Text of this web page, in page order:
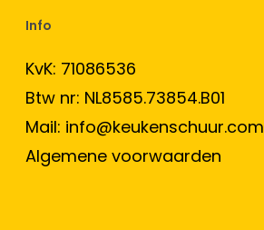
Info
KvK: 71086536
Btw nr: NL8585.73854.B01
Mail: info@keukenschuur.com
Algemene voorwaarden